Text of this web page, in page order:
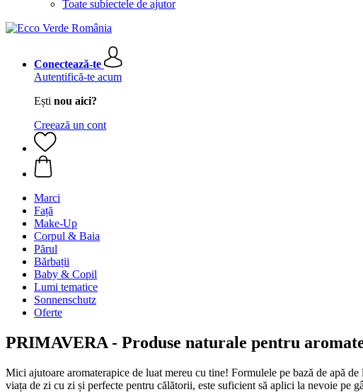
Toate subiectele de ajutor
Conectează-te
Autentifică-te acum
Ești nou aici?
Creează un cont
Marci
Față
Make-Up
Corpul & Baia
Părul
Bărbații
Baby & Copil
Lumi tematice
Sonnenschutz
Oferte
PRIMAVERA - Produse naturale pentru
Mici ajutoare aromaterapice de luat mereu cu tine! Formulele pe bază de apă
viața de zi cu zi și perfecte pentru călătorii, este suficient să aplici la nevoie pe